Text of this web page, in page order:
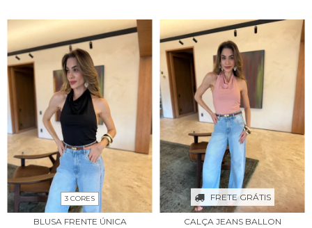
3 CORES
BLUSA FRENTE ÚNICA
FRETE GRÁTIS
CALÇA JEANS BALLON